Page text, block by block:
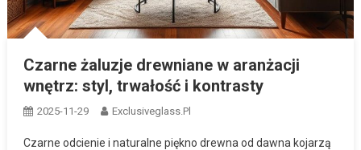
Czarne żaluzje drewniane w aranżacji
wnętrz: styl, trwałość i kontrasty
2025-11-29 Exclusiveglass.pl
Czarne odcienie i naturalne piękno drewna od dawna kojarzą